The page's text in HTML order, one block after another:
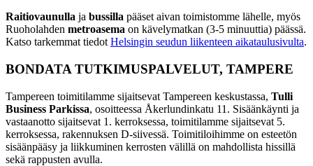
Raitiovaunulla ja bussilla pääset aivan toimistomme lähelle, myös
Ruoholahden metroasema on kävelymatkan (3-5 minuuttia) päässä.
Katso tarkemmat tiedot Helsingin seudun liikenteen aikataulusivulta.
BONDATA TUTKIMUSPALVELUT, TAMPERE
Tampereen toimitilamme sijaitsevat Tampereen keskustassa, Tulli
Business Parkissa, osoitteessa Åkerlundinkatu 11. Sisäänkäynti ja
vastaanotto sijaitsevat 1. kerroksessa, toimitilamme sijaitsevat 5.
kerroksessa, rakennuksen D-siivessä. Toimitiloihimme on esteetön
sisäänpääsy ja liikkuminen kerrosten välillä on mahdollista hissillä
sekä rappusten avulla.